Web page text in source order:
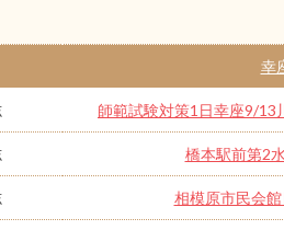
幸
師範試験対策1日幸座9/13
橋本駅前第2
相模原市民会